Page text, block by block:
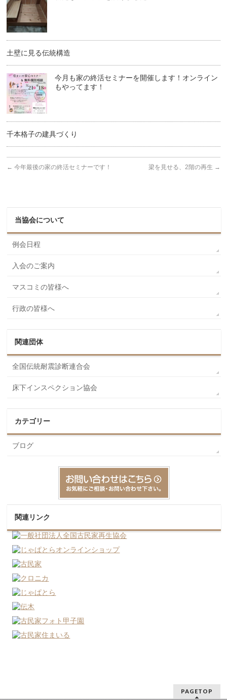
土壁に見る伝統構造
今月も家の終活セミナーを開催します！オンライン
もやってます！
千本格子の建具づくり
← 今年最後の家の終活セミナーです！ 梁を見せる、2階の再生 →
当協会について
例会日程
入会のご案内
マスコミの皆様へ
行政の皆様へ
関連団体
全国伝統耐震診断連合会
床下インスペクション協会
カテゴリー
ブログ
関連リンク
PAGETOP